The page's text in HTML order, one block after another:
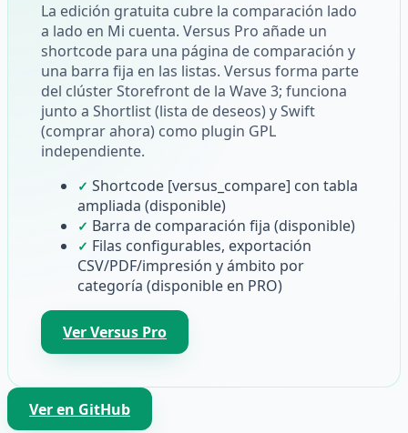
La edición gratuita cubre la comparación lado
a lado en Mi cuenta. Versus Pro añade un
shortcode para una página de comparación y
una barra fija en las listas. Versus forma parte
del clúster Storefront de la Wave 3; funciona
junto a Shortlist (lista de deseos) y Swift
(comprar ahora) como plugin GPL
independiente.
✓ Shortcode [versus_compare] con tabla
ampliada (disponible)
✓ Barra de comparación fija (disponible)
✓ Filas configurables, exportación
CSV/PDF/impresión y ámbito por
categoría (disponible en PRO)
Ver Versus Pro
Ver en GitHub